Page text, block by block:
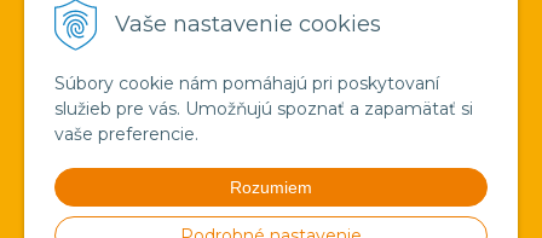
Vaše nastavenie cookies
Súbory cookie nám pomáhajú pri poskytovaní
služieb pre vás. Umožňujú spoznať a zapamätať si
vaše preferencie.
Rozumiem
Formuláre
Ocenenia
Veľkoobchod
Verejné obstarávanie
Pravda o medzistienkach a vosku
Spoznajte náš región!
Štúdium